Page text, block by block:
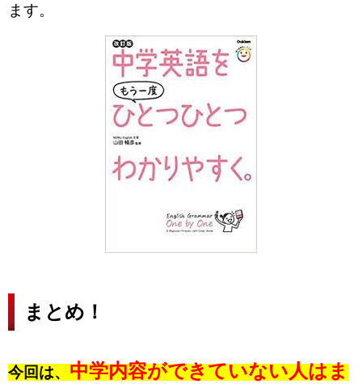
ます。
まとめ！
今回は、 中学内容ができていない人はま